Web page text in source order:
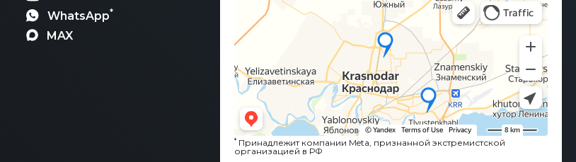
WhatsApp*
MAX
*Принадлежит компании Meta, признанной экстремистской
организацией в РФ